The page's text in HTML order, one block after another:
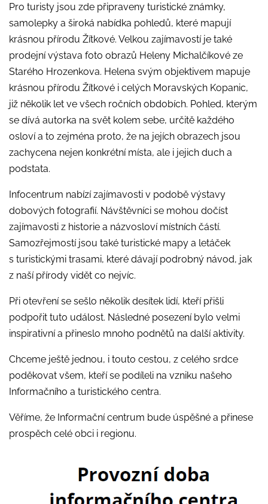
Pro turisty jsou zde připraveny turistické známky,
samolepky a široká nabídka pohledů, které mapují
krásnou přírodu Žítkové. Velkou zajímavostí je také
prodejní výstava foto obrazů Heleny Michalčíkové ze
Starého Hrozenkova. Helena svým objektivem mapuje
krásnou přírodu Žítkové i celých Moravských Kopanic,
již několik let ve všech ročních obdobích. Pohled, kterým
se dívá autorka na svět kolem sebe, určitě každého
osloví a to zejména proto, že na jejích obrazech jsou
zachycena nejen konkrétní místa, ale i jejich duch a
podstata.
Infocentrum nabízí zajímavosti v podobě výstavy
dobových fotografií. Návštěvníci se mohou dočíst
zajímavosti z historie a názvosloví místních částí.
Samozřejmostí jsou také turistické mapy a letáček
s turistickými trasami, které dávají podrobný návod, jak
z naší přírody vidět co nejvíc.
Při otevření se sešlo několik desítek lidí, kteří přišli
podpořit tuto událost. Následné posezení bylo velmi
inspirativní a přineslo mnoho podnětů na další aktivity.
Chceme ještě jednou, i touto cestou, z celého srdce
poděkovat všem, kteří se podíleli na vzniku našeho
Informačního a turistického centra.
Věříme, že Informační centrum bude úspěšné a přinese
prospěch celé obci i regionu.